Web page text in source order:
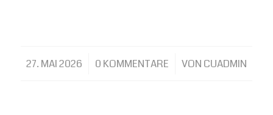
27. MAI 2026
/ 0 KOMMENTARE
/ VON CUADMIN